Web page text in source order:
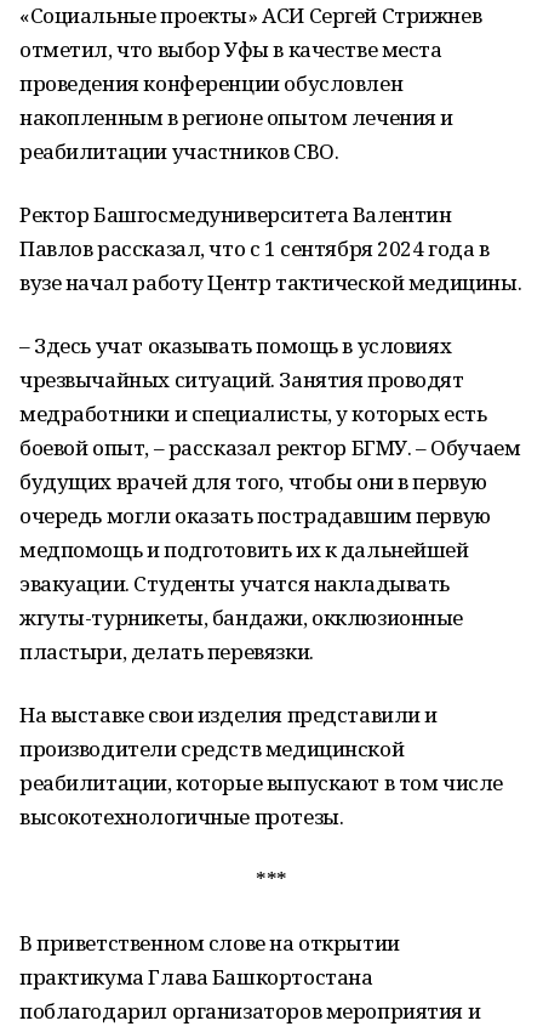
«Социальные проекты» АСИ Сергей Стрижнев
отметил, что выбор Уфы в качестве места
проведения конференции обусловлен
накопленным в регионе опытом лечения и
реабилитации участников СВО.
Ректор Башгосмедуниверситета Валентин
Павлов рассказал, что с 1 сентября 2024 года в
вузе начал работу Центр тактической медицины.
– Здесь учат оказывать помощь в условиях
чрезвычайных ситуаций. Занятия проводят
медработники и специалисты, у которых есть
боевой опыт, – рассказал ректор БГМУ. – Обучаем
будущих врачей для того, чтобы они в первую
очередь могли оказать пострадавшим первую
медпомощь и подготовить их к дальнейшей
эвакуации. Студенты учатся накладывать
жгуты-турникеты, бандажи, окклюзионные
пластыри, делать перевязки.
На выставке свои изделия представили и
производители средств медицинской
реабилитации, которые выпускают в том числе
высокотехнологичные протезы.
***
В приветственном слове на открытии
практикума Глава Башкортостана
поблагодарил организаторов мероприятия и